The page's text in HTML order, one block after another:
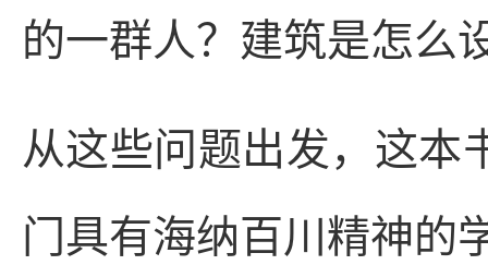
的一群人？建筑是怎
从这些问题出发，这本
门具有海纳百川精神的